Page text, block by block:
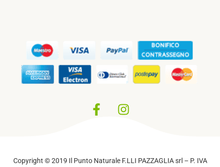
Copyright © 2019 Il Punto Naturale F.LLI PAZZAGLIA srl – P. IVA